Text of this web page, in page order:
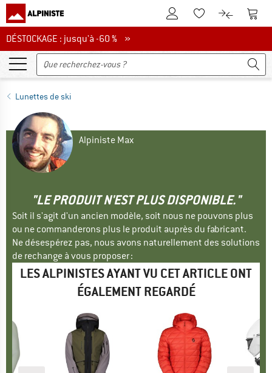
Vers le compte client
Vers la liste
Vers le
DÉSTOCKAGE : jusqu'à -60 %
DÉSTOCKAGE : jusqu'à -60 % »
Lunettes de ski
Alpiniste Max
"LE PRODUIT N'EST PLUS DISPONIBLE."
Soit il s'agit d'un ancien modèle, soit nous ne pouvons plus
ou ne commanderons plus le produit auprès du fabricant.
Ne désespérez pas, nous avons naturellement des solutions
de rechange à vous proposer :
LES ALPINISTES AYANT VU CET ARTICLE ONT
ÉGALEMENT REGARDÉ